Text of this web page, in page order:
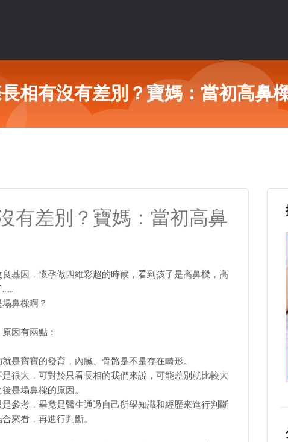
相有沒有差別？寶媽：當初高鼻
有差別？寶媽：當初高鼻
基因，懷孕做四維彩超的時候，看到孩子是高鼻樑，高
……
鼻樑啊？
因有兩點：
是寶寶的發育，內臟、骨骼是不是存在畸形。
很大，可對於只看長相的我們來說，可能差別就比較大
是塌鼻樑的原因。
參考，畢竟是醫生通過自己所學知識和經歷來進行判斷
來看，再進行判斷。